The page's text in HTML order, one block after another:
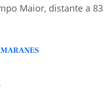
Maior, distante a 83